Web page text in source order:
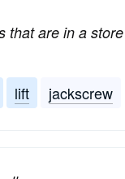
that are in a store
lift jackscrew